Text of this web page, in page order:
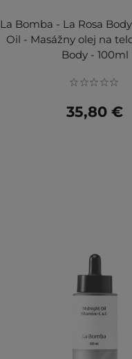
La Bomba - La Rosa
Oil - Masážny olej na
Body - 100ml
35,80 €